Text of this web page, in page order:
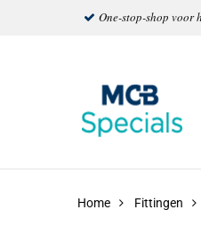
One-stop-shop voor
Home Fittingen